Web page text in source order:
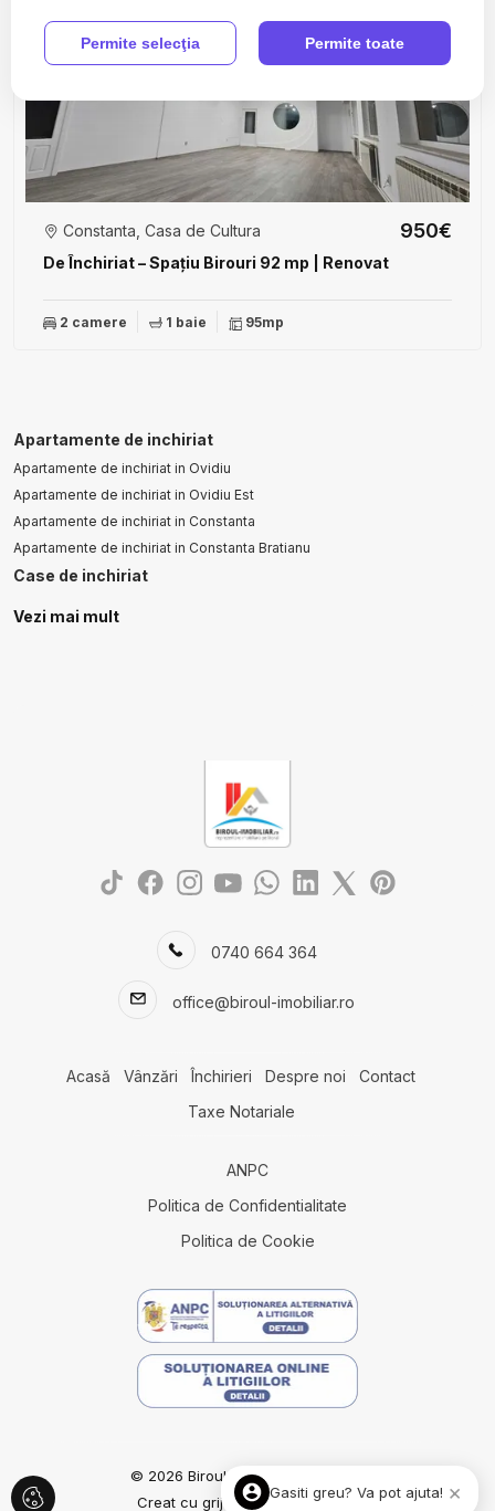
De Închiriat – Spațiu Birouri 92 mp | Renovat
Constanta, Casa de Cultura 950€
2 camere 1 baie 95mp
Apartamente de inchiriat
Apartamente de inchiriat in Ovidiu
Apartamente de inchiriat in Ovidiu Est
Apartamente de inchiriat in Constanta
Apartamente de inchiriat in Constanta Bratianu
Case de inchiriat
Vezi mai mult
0740 664 364
office@biroul-imobiliar.ro
Acasă Vânzări Închirieri Despre noi
Contact
Taxe Notariale
ANPC
Politica de Confidentialitate
Politica de Cookie
© 2026 Biroul Imobiliar Constanta
Creat cu grijă de
ImmoFlux
Gasiti greu? Va pot ajuta! ×
Permite selecţia Permite toate